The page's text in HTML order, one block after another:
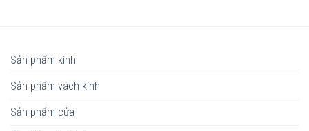
Sản phẩm kính
Sản phẩm vách kính
Sản phẩm cửa